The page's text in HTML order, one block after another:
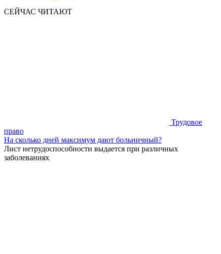
СЕЙЧАС ЧИТАЮТ
Трудовое
право
На сколько дней максимум дают больничный?
Лист нетрудоспособности выдается при различных
заболеваниях